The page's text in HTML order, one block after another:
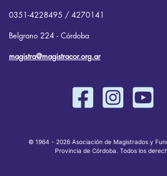
0351-4228495 / 4270141
Belgrano 224 - Córdoba
magistra@magistracor.org.ar
© 1964 - 2026 Asociación de Magistrados y
Provincia de Córdoba. Todos los